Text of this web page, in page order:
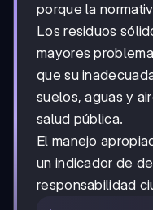
porque la
Los residuos
mayores
que su
suelos, aguas y
salud pública.
El manejo
un indicador de
responsabilidad